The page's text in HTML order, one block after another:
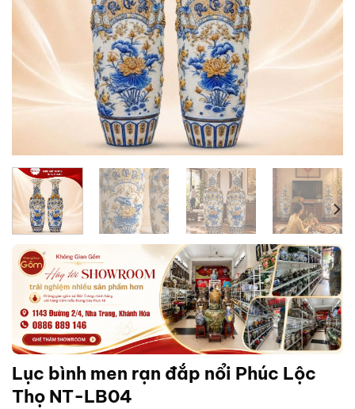
Lục bình men rạn đắp nổi Phúc Lộc
Thọ NT-LB04